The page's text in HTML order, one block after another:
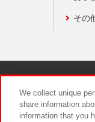
その
We collect unique
share information
information that you